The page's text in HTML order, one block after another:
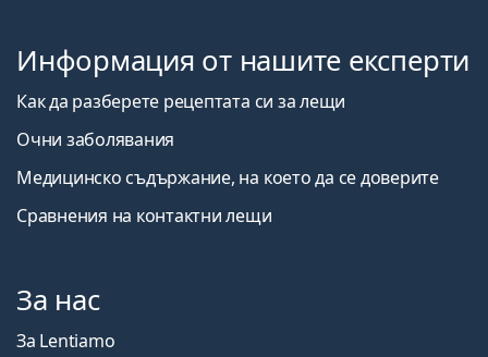
Информация от нашите експерти
Как да разберете рецептата си за лещи
Очни заболявания
Медицинско съдържание, на което да се доверите
Сравнения на контактни лещи
За нас
За Lentiamo